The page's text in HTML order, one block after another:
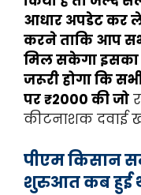
आधार अपडेट कर
करने ताकि आप
मिल सकेगा इसका
जरूरी होगा कि
पर ₹2000 की जो
कीटनाशक दवाई
पीएम किसान
शुरुआत कब हुई